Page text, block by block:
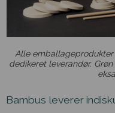
Alle
dedikeret leverandør.
Bambus leverer